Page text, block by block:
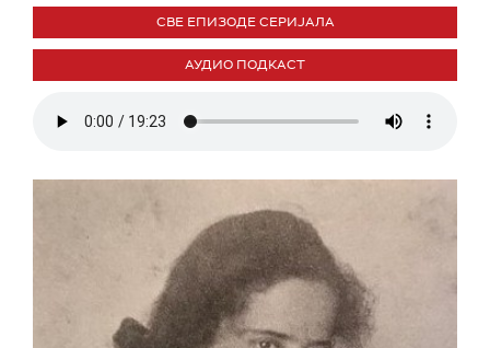
СВЕ ЕПИЗОДЕ СЕРИЈАЛА
АУДИО ПОДКАСТ